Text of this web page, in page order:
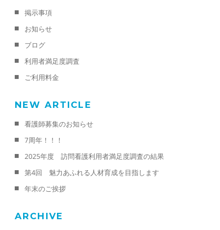
掲示事項
お知らせ
ブログ
利用者満足度調査
ご利用料金
NEW ARTICLE
看護師募集のお知らせ
7周年！！！
2025年度 訪問看護利用者満足度調査の結果
第4回 魅力あふれる人材育成を目指します
年末のご挨拶
ARCHIVE